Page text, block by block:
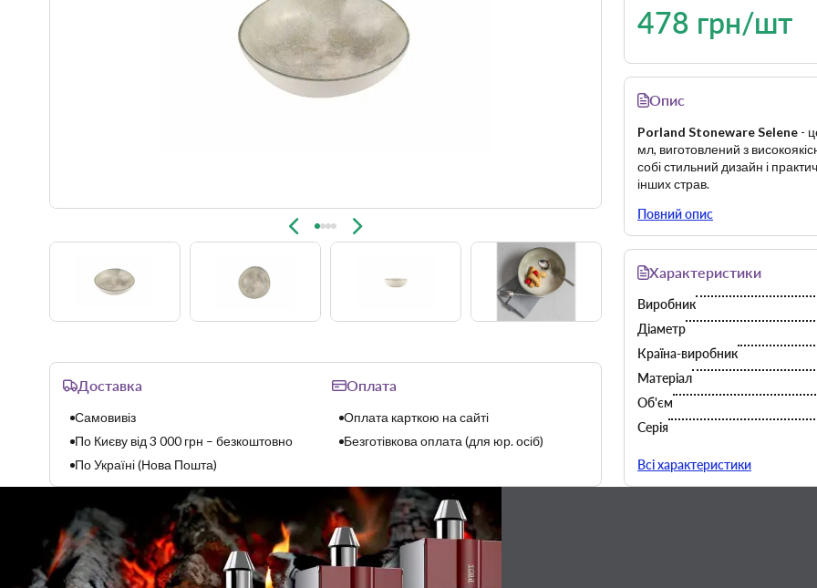
Доставка
Самовивіз
По Києву від 3 000 грн – безкоштовно
По Україні (Нова Пошта)
Оплата
Оплата карткою на сайті
Безготівкова оплата (для юр. осіб)
478 грн/шт
Опис
Porland Stoneware Selene -
мл, виготовлений з
собі стильний дизайн і
інших страв.
Матеріал і міцність
до подряпин і впливу
Дизайн і елегантність
що схожа на камінь.
салатів, закусок, а також
Легкість у догляді:
Він стійкий до
Загалом, Porland Stoneware
додасть елегантності вашому
підходить для використання
Повний опис
Характеристики
Виробник
Діаметр
Країна-виробник
Матеріал
Об'єм
Серія
Всі характеристики